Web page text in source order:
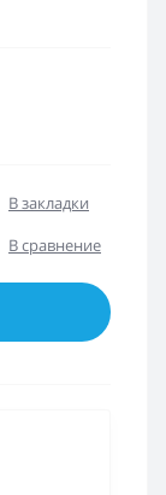
В закладки
В сравнение